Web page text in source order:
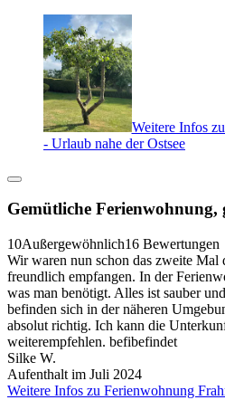
Weitere Infos
- Urlaub nahe der Ostsee
Gemütliche Ferienwohnung,
10Außergewöhnlich16 Bewertungen
Wir waren nun schon das zweite Mal
freundlich empfangen. In der
was man benötigt. Alles ist sauber
befinden sich in der näheren
absolut richtig. Ich kann die
weiterempfehlen. befibefindet
Silke W.
Aufenthalt im Juli 2024
Weitere Infos zu Ferienwohnung